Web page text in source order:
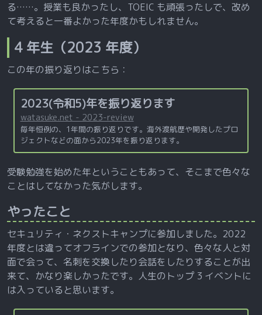
る……。授業も良かったし、TOEIC も頑張ったしで、改め
て考えると一番よかった年度かもしれません。
4 年生（2023 年度）
この年の振り返りはこちら：
2023(令和5)年を振り返ります
watasuke.net - 2023-review
毎年恒例の、1年間の振り返りです。海外渡航歴や開発したプロ
ジェクトなどの面から2023年を振り返ります。
受験勉強を始めた年ということもあって、そこまで色々な
ことはしてなかった気がします。
やったこと
セキュリティ・ネクストキャンプに参加しました。2022
年度とは違ってオフラインでの参加となり、色々な人と対
面で会って、名刺を交換したり会話をしたりすることが出
来て、かなり楽しかったです。人生のトップ 3 イベントに
は入っていると思います。